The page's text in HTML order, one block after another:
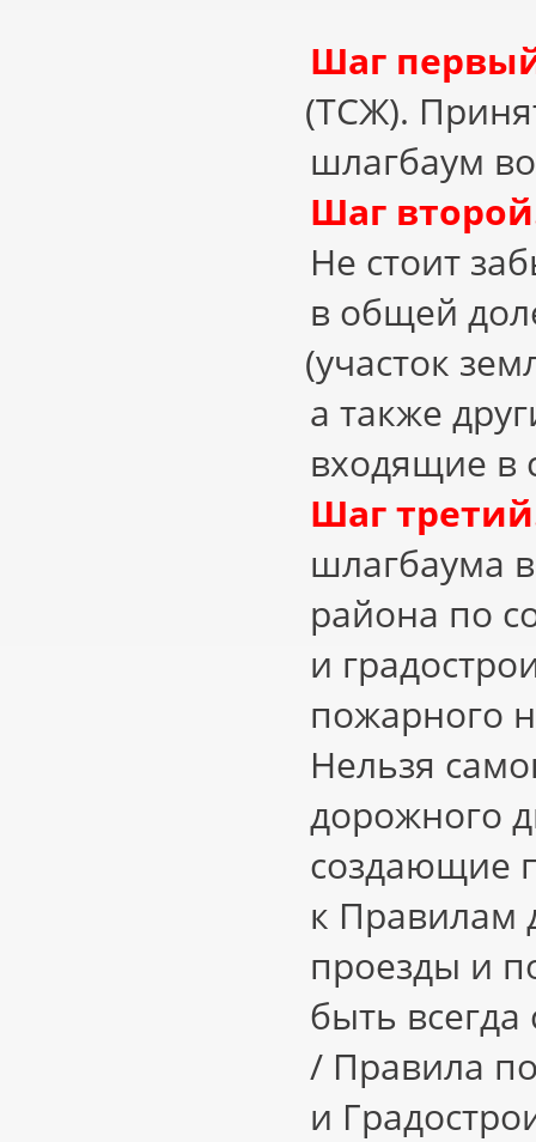
Шаг
(ТСЖ).
шлагбаум
Шаг
Не стоит
в общей
(участок
а также
входящие в
Шаг
шлагбаума
района по
и
пожарного
Нельзя
дорожного
создающие
к Правилам
проезды и
быть
/ Правила
и